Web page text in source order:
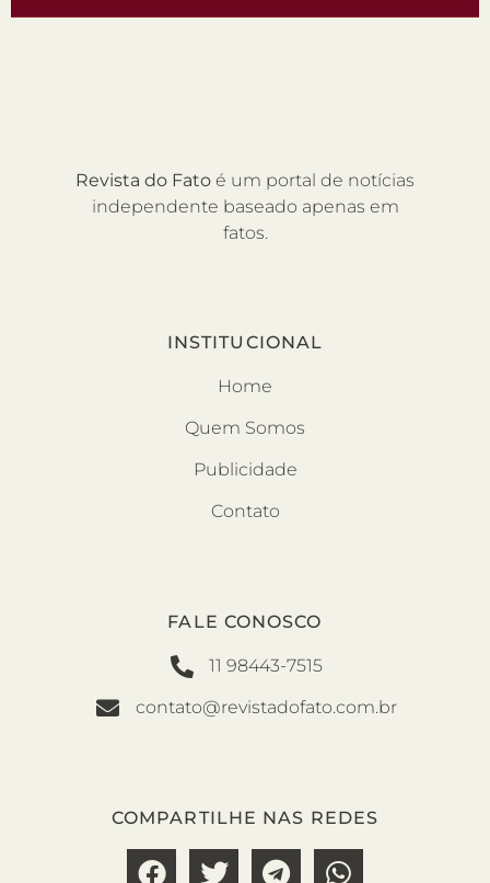
Revista do Fato é um portal de notícias
independente baseado apenas em
fatos.
INSTITUCIONAL
Home
Quem Somos
Publicidade
Contato
FALE CONOSCO
11 98443-7515
contato@revistadofato.com.br
COMPARTILHE NAS REDES